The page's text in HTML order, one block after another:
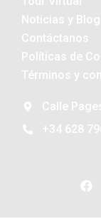
Noticias y Blog
Contáctanos
Políticas de
Términos y
Calle
+34 628